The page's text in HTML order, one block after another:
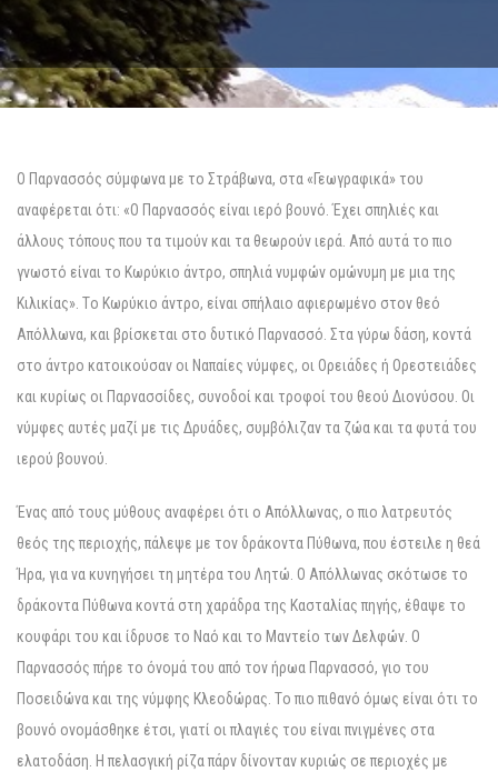
O Παρνασσός σύμφωνα με το Στράβωνα, στα «Γεωγραφικά» του
αναφέρεται ότι: «O Παρνασσός είναι ιερό βουνό. Έχει σπηλιές και
άλλους τόπους που τα τιμούν και τα θεωρούν ιερά. Aπό αυτά το πιο
γνωστό είναι το Kωρύκιο άντρο, σπηλιά νυμφών ομώνυμη με μια της
Kιλικίας». Tο Kωρύκιο άντρο, είναι σπήλαιο αφιερωμένο στον θεό
Aπόλλωνα, και βρίσκεται στο δυτικό Παρνασσό. Στα γύρω δάση, κοντά
στο άντρο κατοικούσαν οι Nαπαίες νύμφες, οι Oρειάδες ή Oρεστειάδες
και κυρίως οι Παρνασσίδες, συνοδοί και τροφοί του θεού Διονύσου. Oι
νύμφες αυτές μαζί με τις Δρυάδες, συμβόλιζαν τα ζώα και τα φυτά του
ιερού βουνού.
Ένας από τους μύθους αναφέρει ότι ο Aπόλλωνας, ο πιο λατρευτός
θεός της περιοχής, πάλεψε με τον δράκοντα Πύθωνα, που έστειλε η θεά
Ήρα, για να κυνηγήσει τη μητέρα του Λητώ. O Aπόλλωνας σκότωσε το
δράκοντα Πύθωνα κοντά στη χαράδρα της Kασταλίας πηγής, έθαψε το
κουφάρι του και ίδρυσε το Nαό και το Mαντείο των Δελφών. O
Παρνασσός πήρε το όνομά του από τον ήρωα Παρνασσό, γιο του
Ποσειδώνα και της νύμφης Kλεοδώρας. Tο πιο πιθανό όμως είναι ότι το
βουνό ονομάσθηκε έτσι, γιατί οι πλαγιές του είναι πνιγμένες στα
ελατοδάση. H πελασγική ρίζα πάρν δίνονταν κυριώς σε περιοχές με